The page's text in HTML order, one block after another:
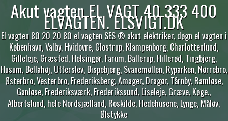
Akut vagten EL VAGT 40 333 400
ELVAGTEN. ELSVIGT.DK
El vagten 80 20 20 80 el vagten SES ® akut elektriker, døgn el vagten i
København, Valby, Hvidovre, Glostrup, Klampenborg, Charlottenlund,
Gilleleje, Græsted, Helsingør, Farum, Ballerup, Hillerød, Tingbjerg,
Husum, Bellahøj, Utterslev, Bispebjerg, Svanemøllen, Ryparken, Nørrebro,
Østerbro, Vesterbro, Frederiksberg, Amager, Dragør, Tårnby, Ramløse,
Ganløse, Frederiksværk, Frederikssund, Liseleje, Græve, Køge.,
Albertslund, hele Nordsjælland, Roskilde, Hedehusene, Lynge, Måløv,
Ølstykke